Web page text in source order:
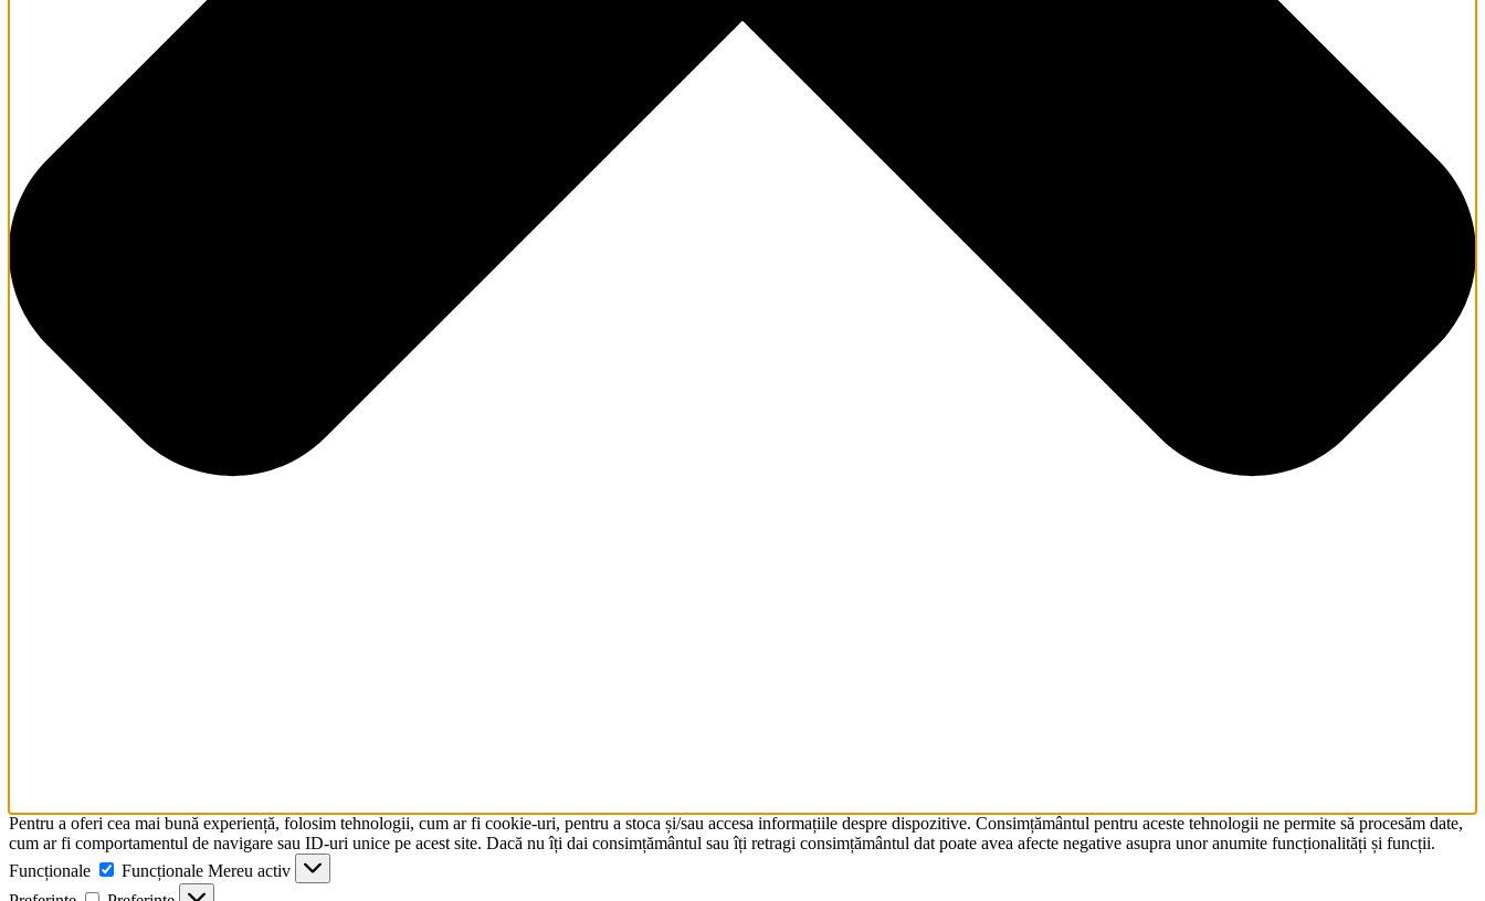
Pentru a oferi cea mai bună experiență, folosim tehnologii, cum ar fi cookie-uri, pentru a stoca și/sau accesa informațiile despre dispozitive. Consimțământul pentru aceste tehnologii ne permite să procesăm date,
cum ar fi comportamentul de navigare sau ID-uri unice pe acest site. Dacă nu îți dai consimțământul sau îți retragi consimțământul dat poate avea afecte negative asupra unor anumite funcționalități și funcții.
Funcționale
Funcționale Mereu activ